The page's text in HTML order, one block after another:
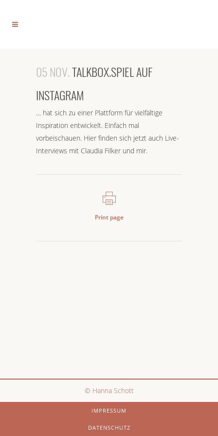
05 NOV.TALKBOX.SPIEL AUF
INSTAGRAM
… hat sich zu einer Plattform für vielfältige
Inspiration entwickelt. Einfach mal
vorbeischauen. Hier finden sich jetzt auch Live-
Interviews mit Claudia Filker und mir.
Print page
© Hanna Schott
IMPRESSUM
DATENSCHUTZ